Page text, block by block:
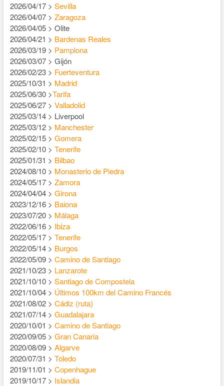
2026/04/17 > Sevilla
2026/04/07 > Zaragoza
2026/04/05 > Olite
2026/04/21 > Bardenas Reales
2026/03/19 > Pamplona
2026/03/07 > Gijón
2026/02/23 > Fuerteventura
2025/10/31 > Madrid
2025/06/30 >Tarifa
2025/06/27 > Valladolid
2025/03/14 > Liverpool
2025/03/12 > Manchester
2025/02/15 > Gomera
2025/02/10 > Tenerife
2025/01/31 > Bilbao
2024/08/10 > Monasterio de Piedra
2024/05/17 > Zamora
2024/04/04 > Girona
2023/12/16 > Baiona
2023/07/20 > Málaga
2022/06/16 > Ibiza
2022/05/17 > Tenerife
2022/05/14 > Burgos
2022/05/09 > Camino de Santiago
2021/10/23 > Lanzarote
2021/10/10 > Santiago de Compostela
2021/10/04 > Últimos 100km del Camino Francés
2021/08/02 > Cádiz (ruta)
2021/07/14 > Guadalajara
2020/10/01 > Camino de Santiago
2020/09/05 > Gran Canaria
2020/08/09 > Algarve
2020/07/31 > Toledo
2019/11/01 > Copenhague
2019/10/17 > Islandia